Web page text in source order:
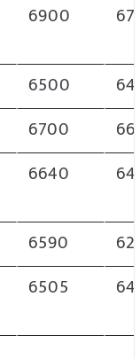
6900
6500
6700
6640
6590
6505